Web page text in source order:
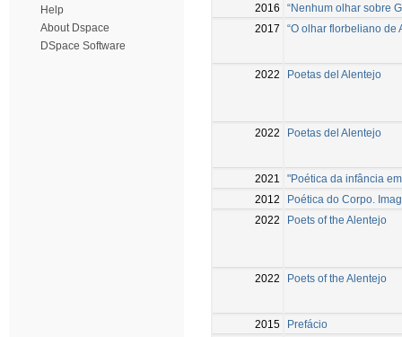
Help
About Dspace
DSpace Software
2016
“Nenhum olhar sobre
2017
“O olhar florbeliano de
2022 Poetas del Alentejo
2022 Poetas del Alentejo
2021
"Poética da infância
2012
Poética do Corpo.
2022
Poets of the Alentejo
2022 Poets of the Alentejo
2015
Prefácio